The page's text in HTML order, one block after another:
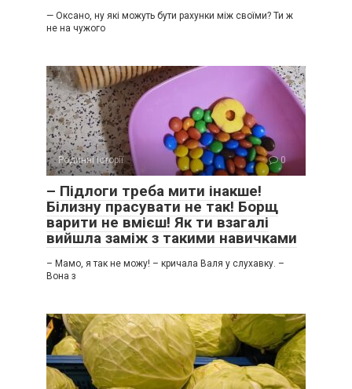
— Оксано, ну які можуть бути рахунки між своїми? Ти ж
не на чужого
Родинні історії 0
– Підлоги треба мити інакше!
Білизну прасувати не так! Борщ
варити не вмієш! Як ти взагалі
вийшла заміж з такими навичками
– Мамо, я так не можу! – кричала Валя у слухавку. –
Вона з